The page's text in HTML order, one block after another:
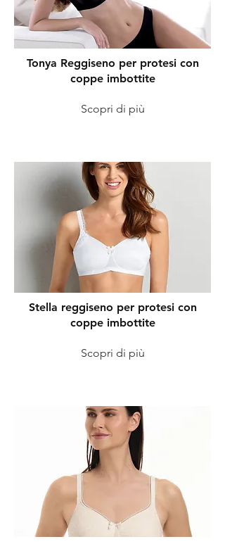
Tonya Reggiseno per protesi con
coppe imbottite
Scopri di più
Stella reggiseno per protesi con
coppe imbottite
Scopri di più